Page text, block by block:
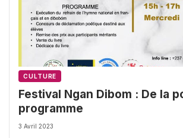
CULTURE
Festival Ngan Dibom : De la
programme
3 Avril 2023